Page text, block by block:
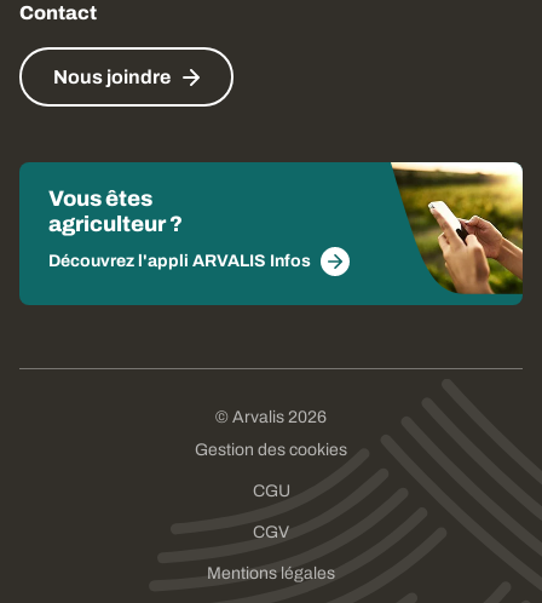
Contact
Nous joindre
Vous êtes
agriculteur ?
Découvrez l'appli ARVALIS Infos
© Arvalis 2026
Gestion des cookies
CGU
CGV
Mentions légales